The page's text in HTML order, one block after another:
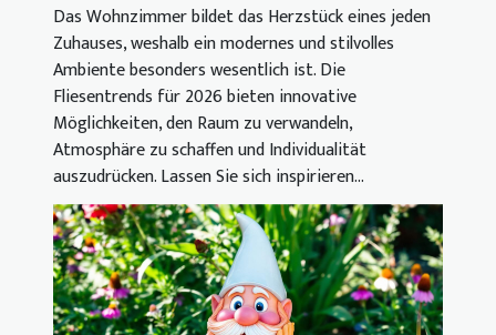
Das Wohnzimmer bildet das Herzstück eines jeden
Zuhauses, weshalb ein modernes und stilvolles
Ambiente besonders wesentlich ist. Die
Fliesentrends für 2026 bieten innovative
Möglichkeiten, den Raum zu verwandeln,
Atmosphäre zu schaffen und Individualität
auszudrücken. Lassen Sie sich inspirieren...